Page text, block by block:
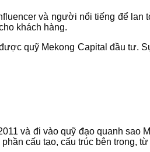
và người nổi tiếng để
khách hàng.
quỹ Mekong Capital đầu tư.
và đi vào quỹ đạo quanh sao
cấu tạo, cấu trúc bên trong,